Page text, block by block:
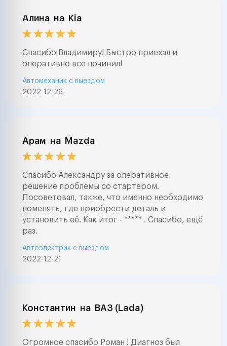
Алина на Kia
Спасибо Владимиру! Быстро приехал и
оперативно все починил!
2022-12-26
Автомеханик с выездом
Арам на Mazda
Спасибо Александру за оперативное
решение проблемы со стартером.
Посоветовал, также, что именно необходимо
поменять, где приобрести деталь и
установить её. Как итог - ***** . Спасибо, ещё
раз.
2022-12-21
Автоэлектрик с выездом
Константин на ВАЗ (Lada)
Огромное спасибо Роман ! Диагноз был